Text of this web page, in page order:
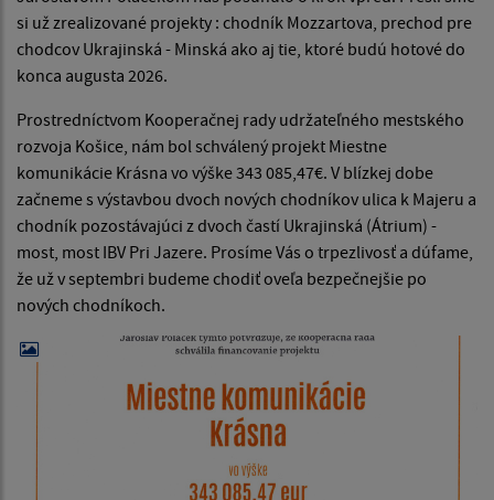
si už zrealizované projekty : chodník Mozzartova, prechod pre
chodcov Ukrajinská - Minská ako aj tie, ktoré budú hotové do
konca augusta 2026.
Prostredníctvom Kooperačnej rady udržateľného mestského
rozvoja Košice, nám bol schválený projekt Miestne
komunikácie Krásna vo výške 343 085,47€. V blízkej dobe
začneme s výstavbou dvoch nových chodníkov ulica k Majeru a
chodník pozostávajúci z dvoch častí Ukrajinská (Átrium) -
most, most IBV Pri Jazere. Prosíme Vás o trpezlivosť a dúfame,
že už v septembri budeme chodiť oveľa bezpečnejšie po
nových chodníkoch.